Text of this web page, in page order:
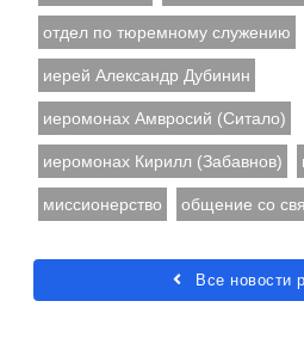
отдел по тюремному служению
иерей Александр Дубинин
иеромонах Амвросий (Ситало)
иеромонах Кирилл (Забавнов)
миссионерство общение со
Все новости